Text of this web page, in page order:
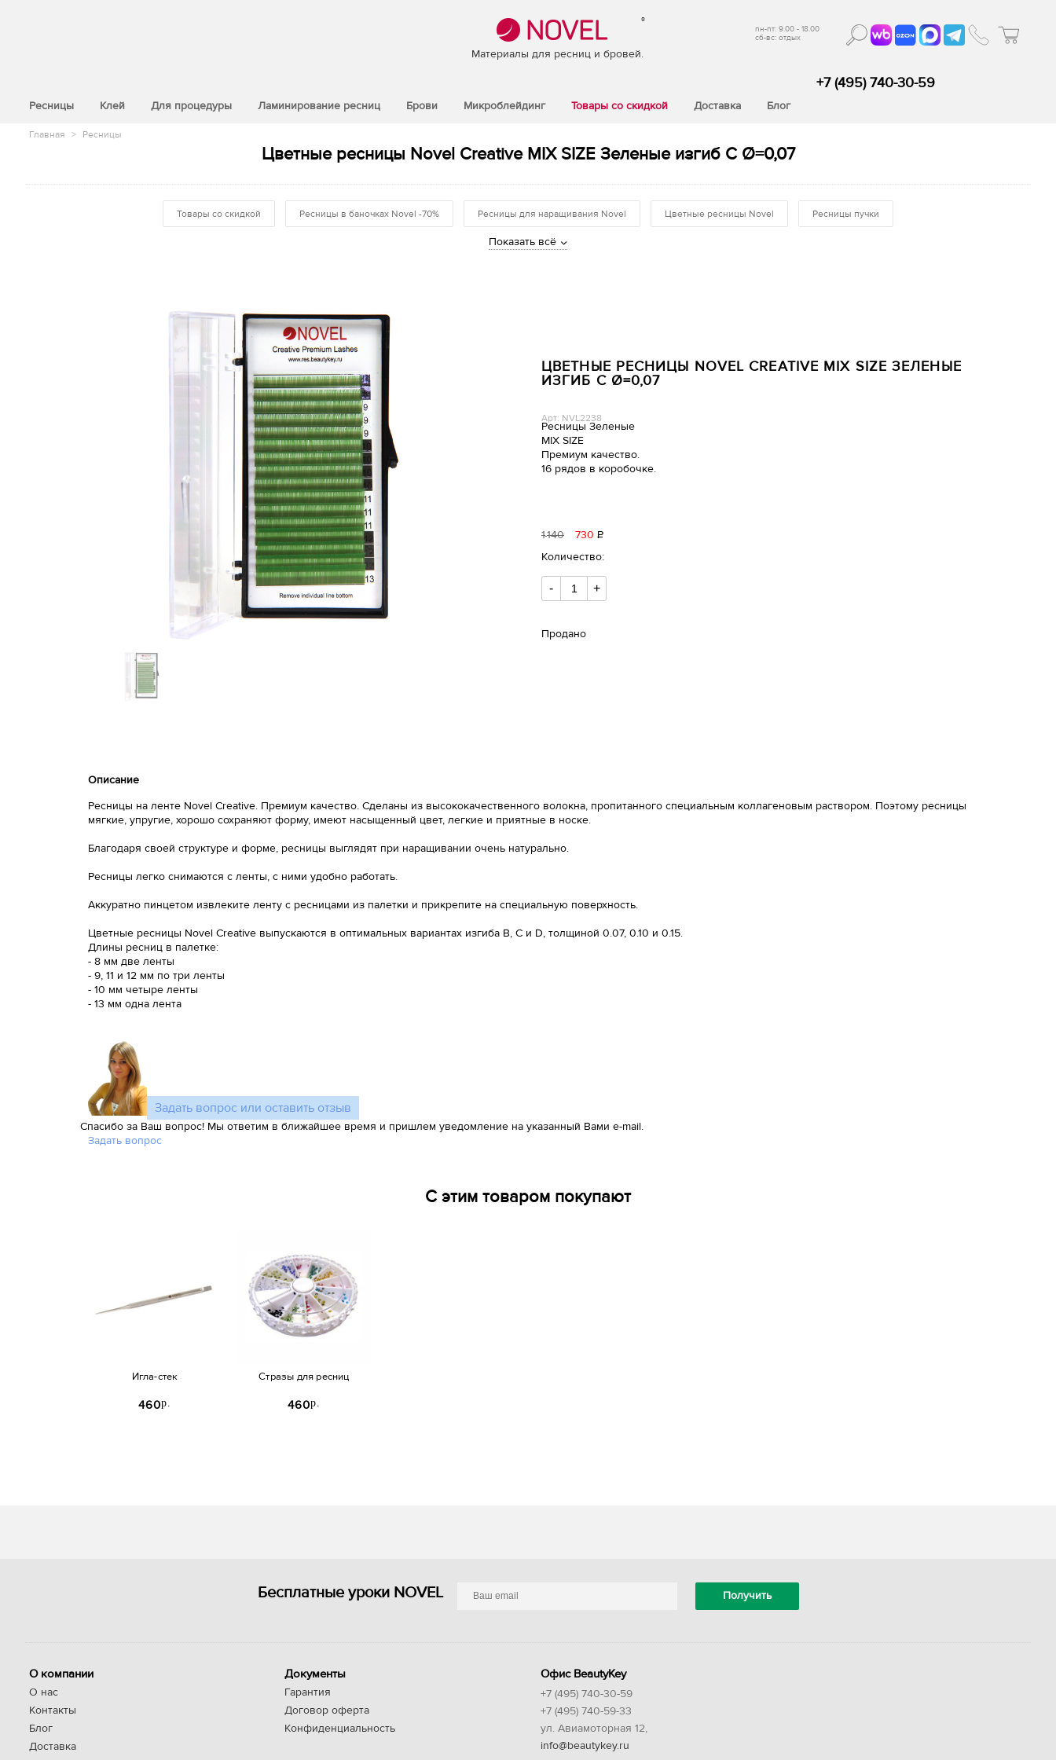
®
Материалы для ресниц и бровей.
пн-пт: 9.00 - 18.00
сб-вс: отдых
Ресницы Клей Для процедуры Ламинирование ресниц Брови Микроблейдинг Товары со скидкой Доставка Блог
+7 (495) 740-30-59
Главная > Ресницы
Цветные ресницы Novel Creative MIX SIZE Зеленые изгиб C Ø=0,07
Товары со скидкой Ресницы в баночках Novel -70% Ресницы для наращивания Novel Цветные ресницы Novel Ресницы пучки
Показать всё
ЦВЕТНЫЕ РЕСНИЦЫ NOVEL CREATIVE MIX SIZE ЗЕЛЕНЫЕ
ИЗГИБ C Ø=0,07
Арт: NVL2238
Ресницы Зеленые
MIX SIZE
Премиум качество.
16 рядов в коробочке.
1140 730 Р
Количество:
- +
Продано
Описание
Ресницы на ленте Novel Creative. Премиум качество. Сделаны из высококачественного волокна, пропитанного специальным коллагеновым раствором. Поэтому ресницы
мягкие, упругие, хорошо сохраняют форму, имеют насыщенный цвет, легкие и приятные в носке.
Благодаря своей структуре и форме, ресницы выглядят при наращивании очень натурально.
Ресницы легко снимаются с ленты, с ними удобно работать.
Аккуратно пинцетом извлеките ленту с ресницами из палетки и прикрепите на специальную поверхность.
Цветные ресницы Novel Creative выпускаются в оптимальных вариантах изгиба В, С и D, толщиной 0.07, 0.10 и 0.15.
Длины ресниц в палетке:
- 8 мм две ленты
- 9, 11 и 12 мм по три ленты
- 10 мм четыре ленты
- 13 мм одна лента
Задать вопрос или оставить отзыв
Спасибо за Ваш вопрос! Мы ответим в ближайшее время и пришлем уведомление на указанный Вами e-mail.
Задать вопрос
С этим товаром покупают
Игла-стек
460p.
Стразы для ресниц
460p.
Бесплатные уроки NOVEL
О компании
О нас
Контакты
Блог
Доставка
Документы
Гарантия
Договор оферта
Конфиденциальность
Офис BeautyKey
+7 (495) 740-30-59
+7 (495) 740-59-33
ул. Авиамоторная 12,
info@beautykey.ru